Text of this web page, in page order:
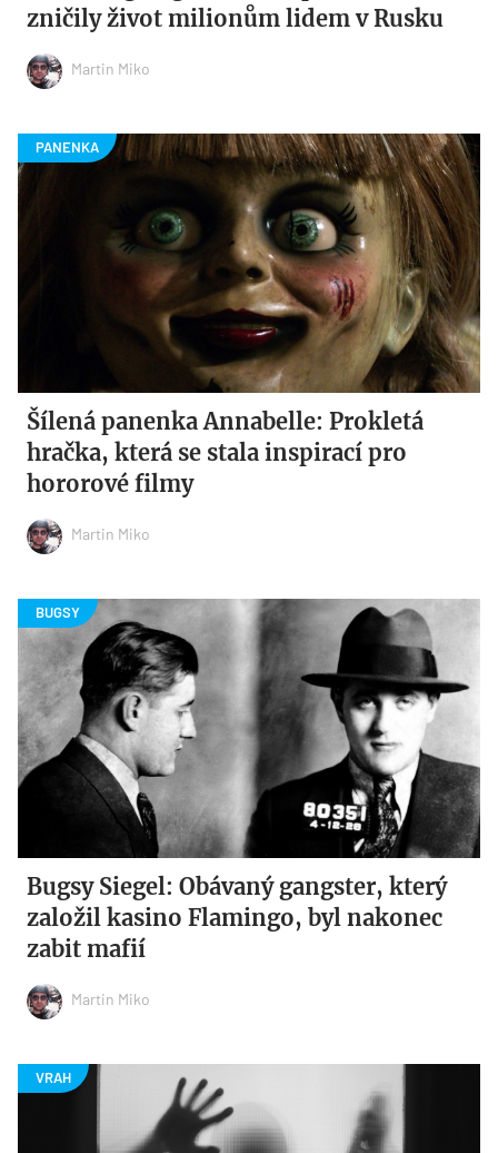
zničily život milionům lidem v Rusku
Martin Miko
Šílená panenka Annabelle: Prokletá
hračka, která se stala inspirací pro
hororové filmy
Martin Miko
Bugsy Siegel: Obávaný gangster, který
založil kasino Flamingo, byl nakonec
zabit mafií
Martin Miko